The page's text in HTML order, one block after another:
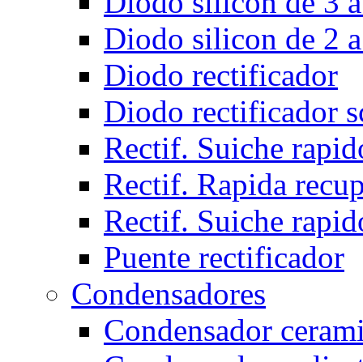
Diodo silicon de 2
Diodo rectificador
Diodo rectificador
Rectif. Suiche
Rectif. Rapida
Rectif. Suiche
Puente rectificador
Condensadores
Condensador